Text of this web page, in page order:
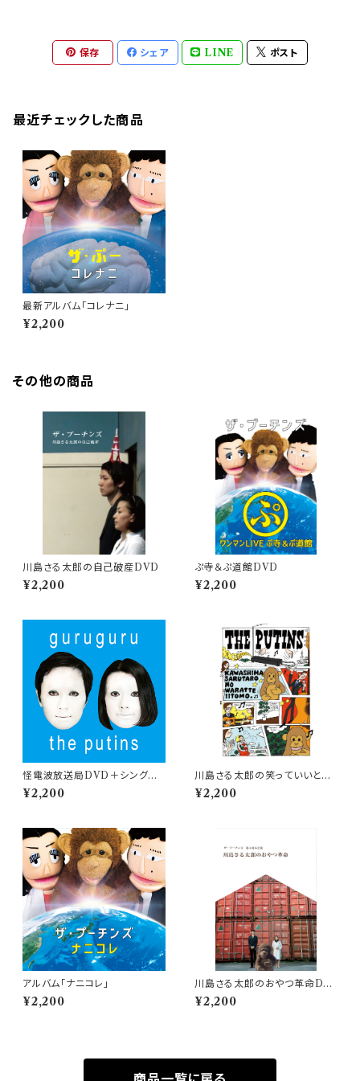
保存 シェア LINE ポスト
最近チェックした商品
最新アルバム「コレナニ」
¥2,200
その他の商品
川島さる太郎の自己破産DVD
¥2,200
ぷ寺＆ぷ道館DVD
¥2,200
怪電波放送局DVD＋シングル
「ぐるぐる」2枚組み
¥2,200
川島さる太郎の笑っていいとも
DVD
¥2,200
アルバム「ナニコレ」
¥2,200
川島さる太郎のおやつ革命DV
D
¥2,200